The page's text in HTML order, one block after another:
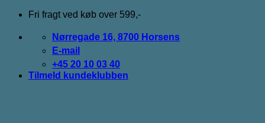
Fortsæt
indhold
Fri fragt ved køb over 599,-
Nørregade 16, 8700 Horsens
E-mail
+45 20 10 03 40
Tilmeld kundeklubben